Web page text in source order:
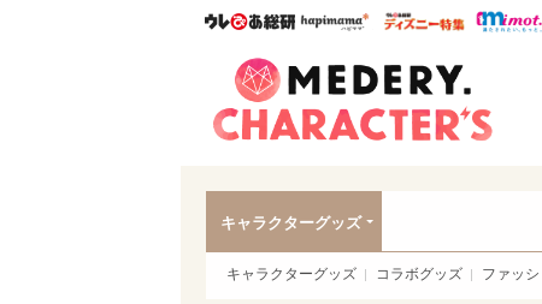
ウレぴあ総研ハピママ* ウレぴ
キャラクターグッズ
キャラクターグッズ コラボグッズ ファッ